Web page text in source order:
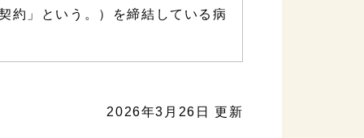
約」という。）を締結している病
2026年3月26日 更新